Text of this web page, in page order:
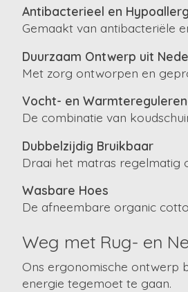
Antibacterieel en
Gemaakt van antibacteriële
Duurzaam Ontwerp uit
Met zorg ontworpen en
Vocht- en
De combinatie van
Dubbelzijdig Bruikbaar
Draai het matras regelmatig
Wasbare Hoes
De afneembare organic
Weg met Rug- en
Ons ergonomische ontwerp
energie tegemoet te gaan.